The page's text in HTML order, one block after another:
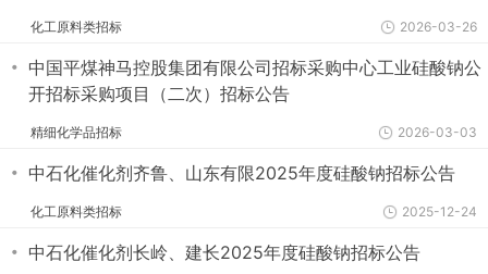
化工原料类招标 2026-03-26
・ 中国平煤神马控股集团有限公司招标采购中心工业硅酸钠公
开招标采购项目（二次）招标公告
精细化学品招标 2026-03-03
・ 中石化催化剂齐鲁、山东有限2025年度硅酸钠招标公告
化工原料类招标 2025-12-24
・ 中石化催化剂长岭、建长2025年度硅酸钠招标公告